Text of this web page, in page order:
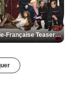
De la Comédie-Française Teaser VF